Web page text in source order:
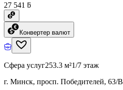
27 541 ƃ
Конвертер валют
Сфера услуг253.3 м²1/7 этаж
г. Минск, просп. Победителей, 63/В